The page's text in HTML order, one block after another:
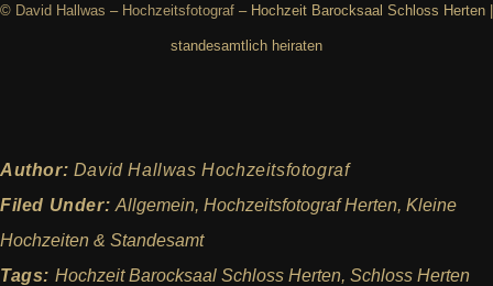
© David Hallwas – Hochzeitsfotograf – Hochzeit Barocksaal Schloss Herten |
standesamtlich heiraten
Author: David Hallwas Hochzeitsfotograf
Filed Under: Allgemein, Hochzeitsfotograf Herten, Kleine
Hochzeiten & Standesamt
Tags: Hochzeit Barocksaal Schloss Herten, Schloss Herten